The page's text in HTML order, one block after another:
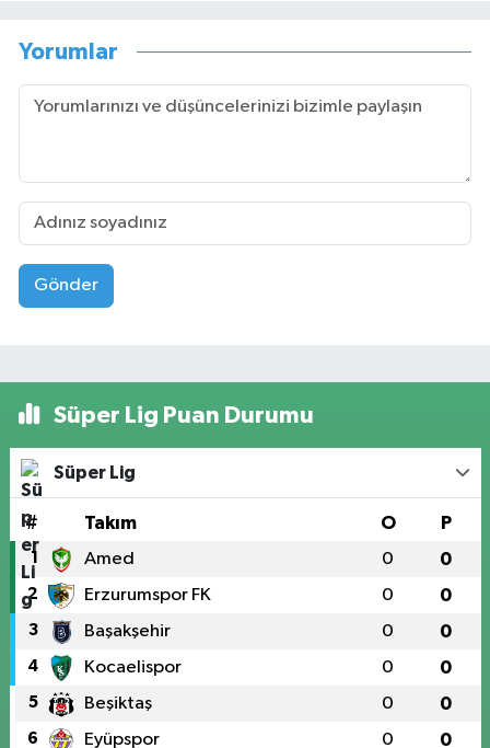
Yorumlar
Gönder
Süper Lig Puan Durumu
Süper Lig
# Takım O P
1 Amed 0 0
2 Erzurumspor FK 0 0
3 Başakşehir 0 0
4 Kocaelispor 0 0
5 Beşiktaş 0 0
6 Eyüpspor 0 0